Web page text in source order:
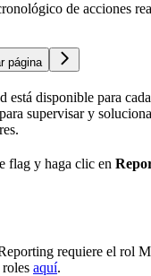
de acciones
página
está disponible para
supervisar y
flag y haga clic en
requiere el rol
aquí.